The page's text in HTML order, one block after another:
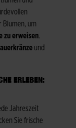
Blumen, um
zu erweisen.
und
ERLEBEN:
Jahreszeit
Sie frische